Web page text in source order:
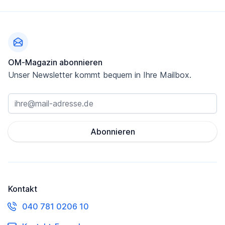
OM-Magazin abonnieren
Unser Newsletter kommt bequem in Ihre Mailbox.
Abonnieren
Kontakt
040 781 0206 10